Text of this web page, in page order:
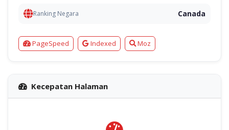
Ranking Negara Canada
PageSpeed Indexed Moz
Kecepatan Halaman